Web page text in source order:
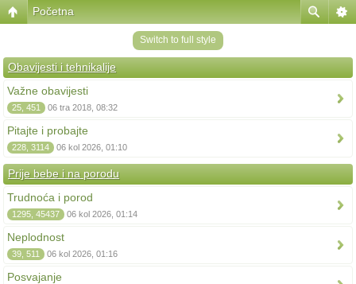
Početna
Switch to full style
Obavijesti i tehnikalije
Važne obavijesti
25, 451 06 tra 2018, 08:32
Pitajte i probajte
228, 3114 06 kol 2026, 01:10
Prije bebe i na porodu
Trudnoća i porod
1295, 45437 06 kol 2026, 01:14
Neplodnost
39, 511 06 kol 2026, 01:16
Posvajanje